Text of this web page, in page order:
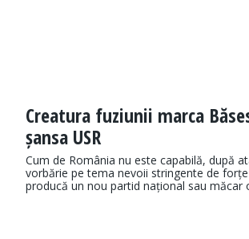
Creatura fuziunii marca
șansa USR
Cum de România nu este capabilă, după
vorbărie pe tema nevoii stringente de
producă un nou partid național sau măcar